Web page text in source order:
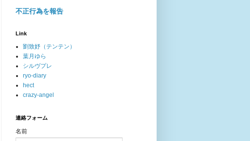
不正行為を報告
Link
劉致妤（テンテン）
葉月ゆら
シルヴプレ
ryo-diary
hect
crazy-angel
連絡フォーム
名前